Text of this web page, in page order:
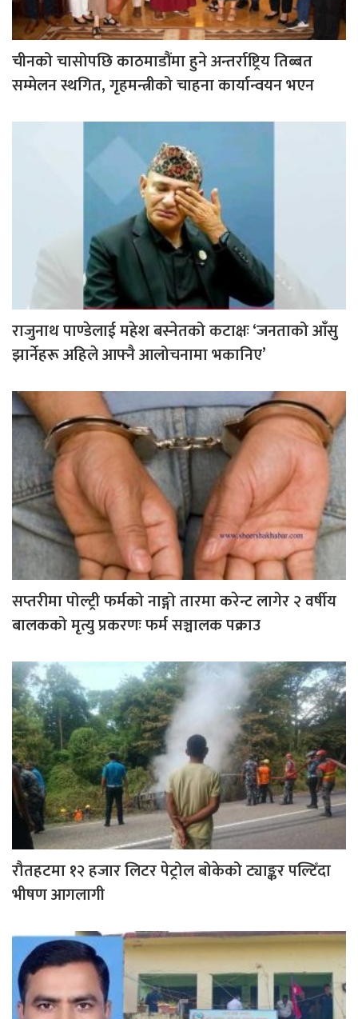
चीनको चासोपछि काठमाडौंमा हुने अन्तर्राष्ट्रिय तिब्बत
सम्मेलन स्थगित, गृहमन्त्रीको चाहना कार्यान्वयन भएन
राजुनाथ पाण्डेलाई महेश बस्नेतको कटाक्षः ‘जनताको आँसु
झार्नेहरू अहिले आफ्नै आलोचनामा भकानिए’
सप्तरीमा पोल्ट्री फर्मको नाङ्गो तारमा करेन्ट लागेर २ वर्षीय
बालकको मृत्यु प्रकरणः फर्म सञ्चालक पक्राउ
रौतहटमा १२ हजार लिटर पेट्रोल बोकेको ट्याङ्कर पल्टिँदा
भीषण आगलागी